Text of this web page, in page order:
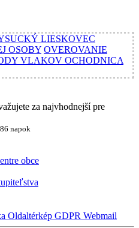
LIESKOVEC
OSOBY OVEROVANIE
VLAKOV OCHODNICA
za najvhodnejší pre
napok
obce
Oldaltérkép GDPR Webmail